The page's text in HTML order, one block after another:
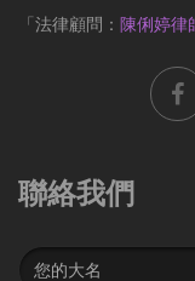
「法律顧問： 陳俐婷律
聯絡我們
Name